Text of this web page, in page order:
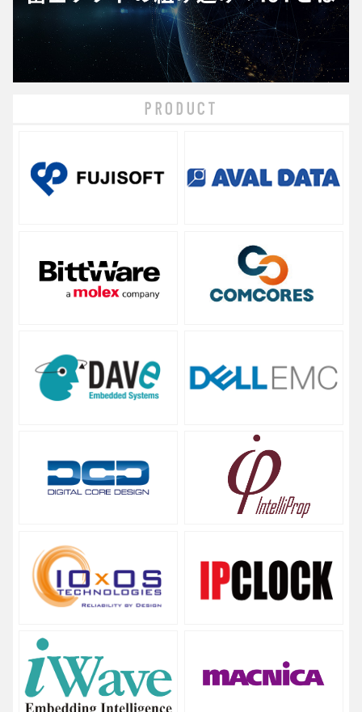
PRODUCT